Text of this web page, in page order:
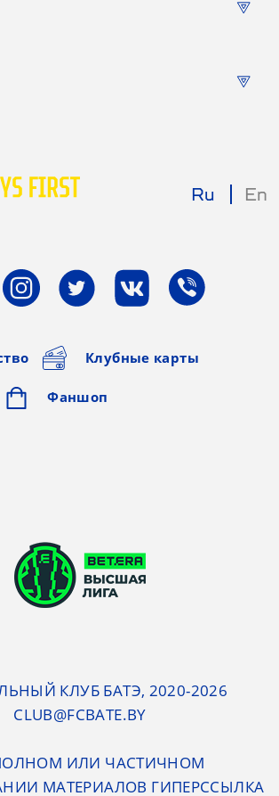
Ru En
Клубные карты
Фаншоп
КЛУБ БАТЭ, 2020-2026
CLUB@FCBATE.BY
ИЛИ ЧАСТИЧНОМ
МАТЕРИАЛОВ ГИПЕРССЫЛКА